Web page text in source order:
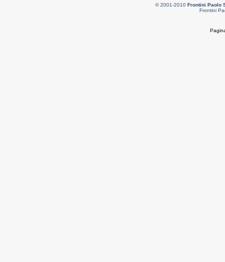
© 2001-2010 Frontini Paolo
Frontini